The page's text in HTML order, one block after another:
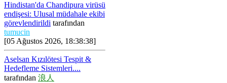
Hindistan'da Chandipura virüsü
endişesi: Ulusal müdahale ekibi
görevlendirildi tarafından
tumucin
[05 Ağustos 2026, 18:38:38]
Aselsan Kızılötesi Tespit &
Hedefleme Sistemleri....
tarafından 浪人